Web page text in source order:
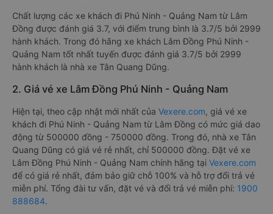
Chất lượng các xe khách đi Phú Ninh - Quảng Nam từ Lâm
Đồng được đánh giá 3.7, với điểm trung bình là 3.7/5 bởi 2999
hành khách. Trong đó hãng xe khách Lâm Đồng Phú Ninh -
Quảng Nam tốt nhất tuyến được đánh giá 3.7/5 bởi 2999
hành khách là nhà xe Tân Quang Dũng.
2. Giá vé xe Lâm Đồng Phú Ninh - Quảng Nam
Hiện tại, theo cập nhật mới nhất của Vexere.com, giá vé xe
khách đi Phú Ninh - Quảng Nam từ Lâm Đồng có mức giá dao
động từ 500000 đồng - 750000 đồng. Trong đó, nhà xe Tân
Quang Dũng có giá vé rẻ nhất, chỉ 500000 đồng. Đặt vé xe
Lâm Đồng Phú Ninh - Quảng Nam chính hãng tại Vexere.com
để có giá rẻ nhất, đảm bảo giữ chỗ 100% và hỗ trợ đổi trả vé
miễn phí. Tổng đài tư vấn, đặt vé và đổi trả vé miễn phí: 1900
888684.